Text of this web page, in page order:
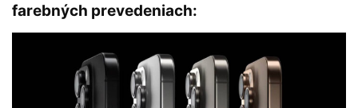
farebných prevedeniach: